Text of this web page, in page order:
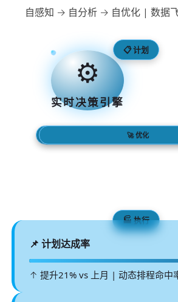
自感知 → 自分析 → 自优化 | 数据
⚙️
实时决策引擎
📋 计划
🏭 执行
📊 分析
🚀 优化
📌 计划达成率
↑ 提升21% vs 上月 | 动态排程命中